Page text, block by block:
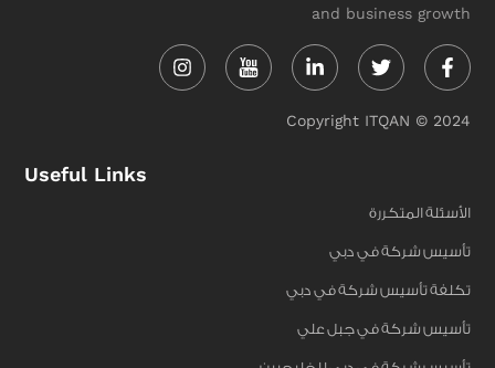
and business growth
in f
Copyright ITQAN © 2024
Useful Links
الأسئلة المتكررة
تأسيس شركة في دبي
تكلفة تأسيس شركة في دبي
تأسيس شركة في جبل علي